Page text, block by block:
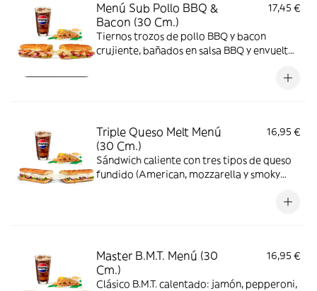
Menú Sub Pollo BBQ &
Bacon (30 Cm.)
17,45 €
Tiernos trozos de pollo BBQ y bacon
crujiente, bañados en salsa BBQ y envueltos
Triple Queso Melt Menú
(30 Cm.)
16,95 €
Sándwich caliente con tres tipos de queso
fundido (American, mozzarella y smoky
Master B.M.T. Menú (30
Cm.)
16,95 €
Clásico B.M.T. calentado: jamón, pepperoni,